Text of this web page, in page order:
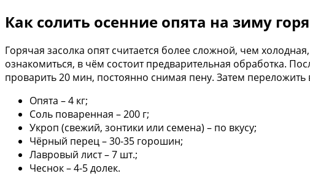
Как солить осенние опята на зиму
Горячая засолка опят считается более сложной, чем
ознакомиться, в чём состоит предварительная обработка.
проварить 20 мин, постоянно снимая пену. Затем
Опята – 4 кг;
Соль поваренная – 200 г;
Укроп (свежий, зонтики или семена) – по вкусу;
Чёрный перец – 30-35 горошин;
Лавровый лист – 7 шт.;
Чеснок – 4-5 долек.